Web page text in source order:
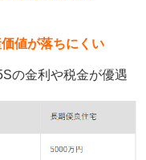
値が落ちにくい
の金利や税金が優遇